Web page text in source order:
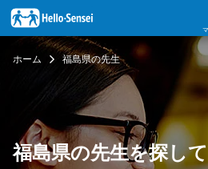
イ
ン
コ
ホーム 福島県の先生
福島県の先生を探し